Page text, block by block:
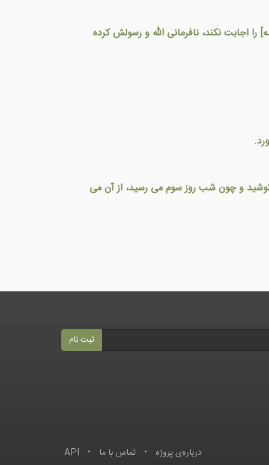
اجابت نکند، نافرمانی الله و رسولش کرده
و چون شب روز سوم می رسید، از آن می
ثبت نام
درباره‌ى پروژه • تماس با ما •
API